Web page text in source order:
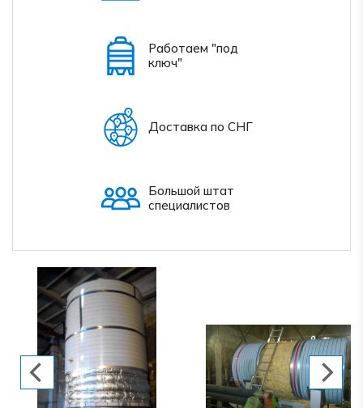
Работаем "под
ключ"
Доставка по СНГ
Большой штат
специалистов